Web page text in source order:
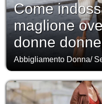
Come
maglione
donne
Abbigliamento Donna/